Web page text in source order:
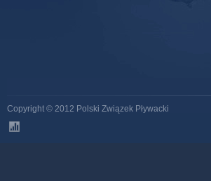
Copyright © 2012 Polski Związek Pływacki